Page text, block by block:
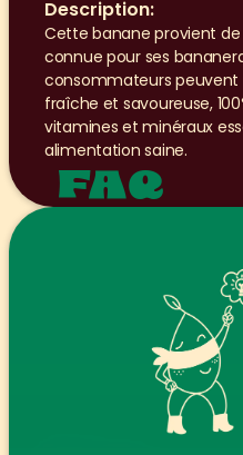
Description:
Cette banane provient
connue pour ses
consommateurs
fraîche et savoureuse,
vitamines et minéraux
alimentation saine.
FAQ